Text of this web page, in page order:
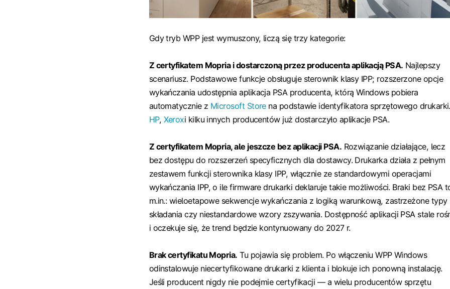
Gdy tryb WPP jest wymuszony, liczą się trzy kategorie:
Z certyfikatem Mopria i dostarczoną przez producenta aplikacją PSA. Najlepszy
scenariusz. Podstawowe funkcje obsługuje sterownik klasy IPP; rozszerzone opcje
wykańczania udostępnia aplikacja PSA producenta, którą Windows pobiera
automatycznie z Microsoft Storena podstawie identyfikatora sprzętowego drukarki.
HP, Xeroxi kilku innych producentów już dostarczyło aplikacje PSA.
Z certyfikatem Mopria, ale jeszcze bez aplikacji PSA. Rozwiązanie działające, lecz
bez dostępu do rozszerzeń specyficznych dla dostawcy. Drukarka działa z pełnym
zestawem funkcji sterownika klasy IPP, włącznie ze standardowymi operacjami
wykańczania IPP, o ile firmware drukarki deklaruje takie możliwości. Braki bez PSA
m.in.: wieloetapowe sekwencje wykańczania z logiką warunkową, zastrzeżone typy
składania czy niestandardowe wzory zszywania. Dostępność aplikacji PSA stale
i oczekuje się, że trend będzie kontynuowany do 2027 r.
Brak certyfikatu Mopria. Tu pojawia się problem. Po włączeniu WPP Windows
odinstalowuje niecertyfikowane drukarki z klienta i blokuje ich ponowną instalację.
Jeśli producent nigdy nie podejmie certyfikacji — a wielu producentów sprzętu